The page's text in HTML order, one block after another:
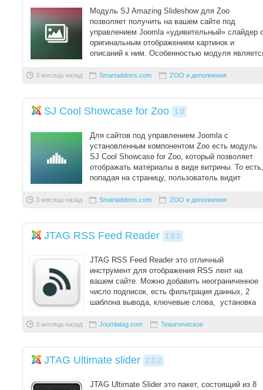
Модуль SJ Amazing Slideshow для Zoo
позволяет получить на вашем сайте под
управлением Joomla «удивительный» слайдер
оригинальным отображением картинок и
описаний к ним. Особенностью модуля
3 месяца назад Smartaddons.com ZOO и дополнения
SJ Cool Showcase for Zoo 1.0
Для сайтов под управлением Joomla с
установленным компонентом Zoo есть модуль
SJ Cool Showcase for Zoo, который позволяет
отображать материалы в виде витрины. То есть,
попадая на страницу, пользователь видит
3 месяца назад Smartaddons.com ZOO и дополнения
JTAG RSS Feed Reader 1.0.5
JTAG RSS Feed Reader это отличный
инструмент для отображения RSS лент на
вашем сайте. Можно добавить неограниченное
число подписок, есть фильтрация данных, 2
шаблона вывода, ключевые слова, установка
3 месяца назад Joomlatag.com Тематическое
JTAG Ultimate slider 2.0.2
JTAG Ultimate Slider это пакет, состоящий из 8